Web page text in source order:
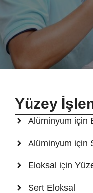
Yüzey
Alüminyum için
Alüminyum için
Eloksal için
Sert Eloksal